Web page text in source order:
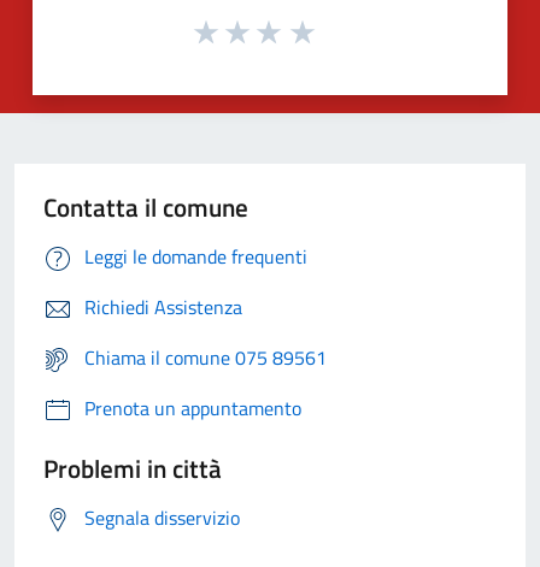
Contatta il comune
Leggi le domande frequenti
Richiedi Assistenza
Chiama il comune 075 89561
Prenota un appuntamento
Problemi in città
Segnala disservizio